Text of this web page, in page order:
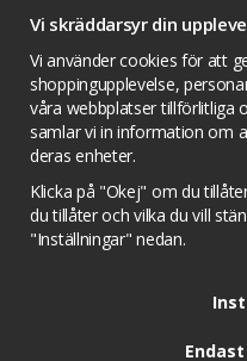
Villkor
Twitter
YouTube
Prisjakt
Tävlingsvillkor
Cookie
Vi skräddarsyr din
Vi använder cookies för att
shoppingupplevelse,
våra webbplatser tillförlitliga
samlar vi in information om
deras enheter.
Klicka på "Okej" om du
du tillåter och vilka du vill
"Inställningar" nedan.